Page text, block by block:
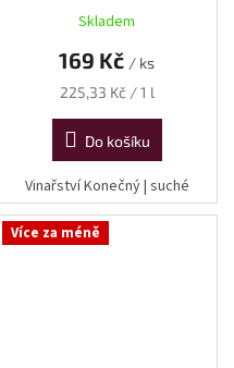
suché, 0,75 l
Skladem
169 Kč / ks
Měrná
225,33 Kč / 1 l
Do košíku
Vinařství Konečný | suché
Více za méně